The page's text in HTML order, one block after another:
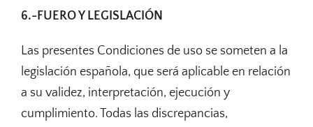
6.-FUERO Y LEGISLACIÓN
Las presentes Condiciones de uso se someten a la
legislación española, que será aplicable en relación
a su validez, interpretación, ejecución y
cumplimiento. Todas las discrepancias,